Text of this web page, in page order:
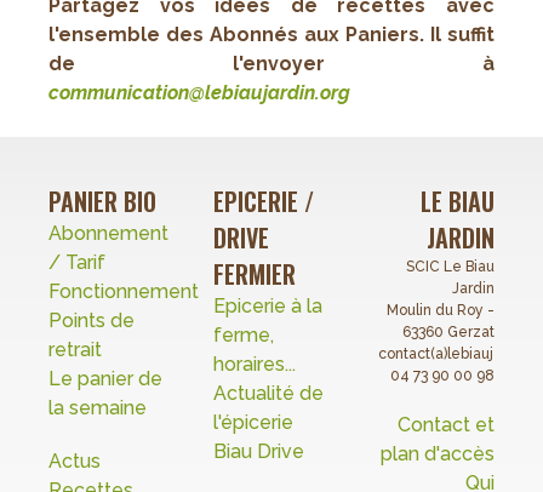
Partagez vos idées de recettes avec
l'ensemble des Abonnés aux Paniers. Il suffit
de l'envoyer à
communication@lebiaujardin.org
PANIER BIO
Abonnement
/ Tarif
Fonctionnement
Points de
retrait
Le panier de
la semaine
Actus
EPICERIE /
DRIVE
FERMIER
Epicerie à la
ferme,
horaires...
Actualité de
l'épicerie
Biau Drive
LE BIAU
JARDIN
SCIC Le Biau
Jardin
Moulin du Roy -
63360 Gerzat
04 73 90 00 98
Contact et
plan d'accès
Qui